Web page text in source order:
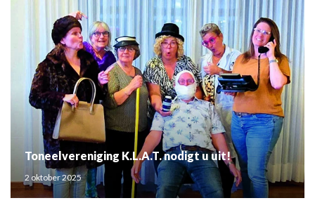
Toneelvereniging K.L.A.T. nodigt u uit!
2 oktober 2025